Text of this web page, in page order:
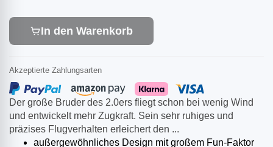
Der große Bruder des 2.0ers fliegt schon bei wenig Wind
und entwickelt mehr Zugkraft. Sein sehr ruhiges und
präzises Flugverhalten erleichert den ...
außergewöhnliches Design mit großem Fun-Faktor
In den Warenkorb
Akzeptierte Zahlungsarten